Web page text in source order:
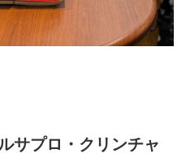
サプロ・クリンチャ